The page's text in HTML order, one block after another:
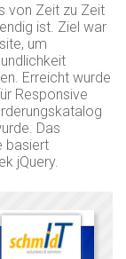
von Zeit zu Zeit
ist. Ziel war
um
Erreicht wurde
Responsive
Das
basiert
jQuery.